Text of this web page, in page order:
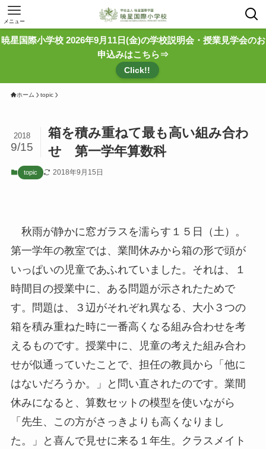
メニュー
暁星国際小学校 2026年9月11日(金)の学校説明会・授業見学会のお
申込みはこちら⇒
Click!!
ホーム topic
箱を積み重ねて最も高い組み合わ
せ 第一学年算数科
2018
9/15
topic 2018年9月15日
秋雨が静かに窓ガラスを濡らす１５日（土）。
第一学年の教室では、業間休みから箱の形で頭が
いっぱいの児童であふれていました。それは、１
時間目の授業中に、ある問題が示されたためで
す。問題は、３辺がそれぞれ異なる、大小３つの
箱を積み重ねた時に一番高くなる組み合わせを考
えるものです。授業中に、児童の考えた組み合わ
せが似通っていたことで、担任の教員から「他に
はないだろうか。」と問い直されたのです。業間
休みになると、算数セットの模型を使いながら
「先生、この方がさっきよりも高くなりまし
た。」と喜んで見せに来る１年生。クラスメイト